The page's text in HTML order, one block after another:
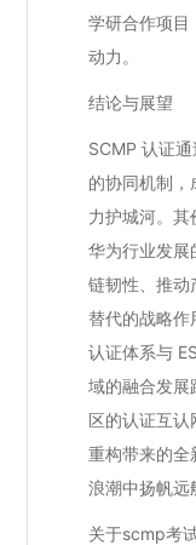
学研合作项目
动力。
结论与展望
SCMP 认证
的协同机制
力护城河。
华为行业发展
链韧性、推动
替代的战略
认证体系与
域的融合发展
区的认证互
重构带来的全
浪潮中扬帆远
关于scmp考